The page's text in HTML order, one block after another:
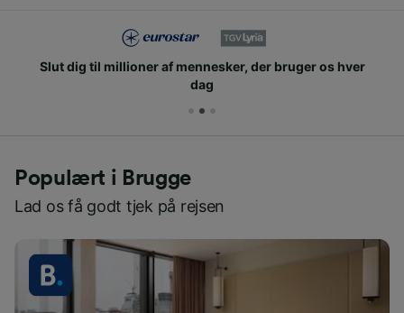
Slut dig til millioner af mennesker, der bruger os hver
dag
Populært i Brugge
Lad os få godt tjek på rejsen